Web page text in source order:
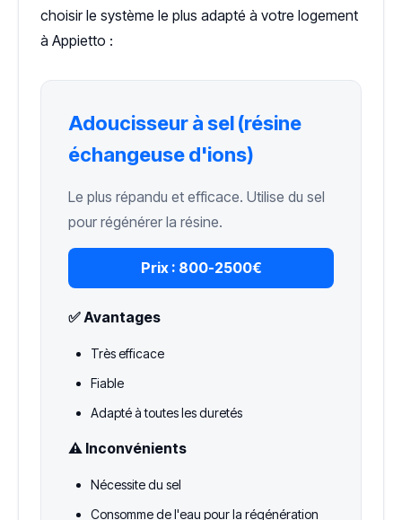
choisir le système le plus adapté à votre logement
à Appietto :
Adoucisseur à sel (résine
échangeuse d'ions)
Le plus répandu et efficace. Utilise du sel
pour régénérer la résine.
Prix : 800-2500€
✅ Avantages
Très efficace
Fiable
Adapté à toutes les duretés
⚠️ Inconvénients
Nécessite du sel
Consomme de l'eau pour la régénération